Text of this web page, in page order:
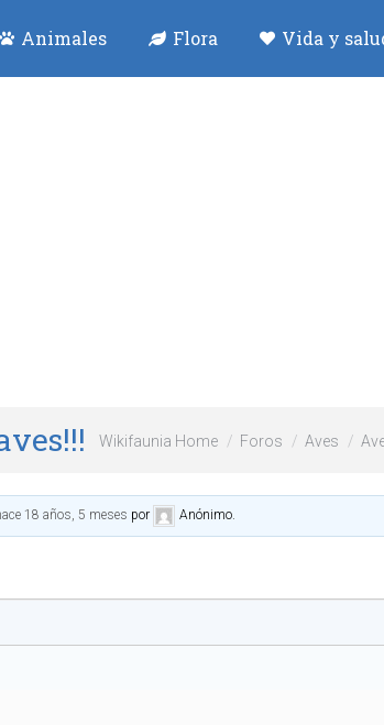
Animales Flora Vida y
Wikifaunia Home Foros Aves
18 años, 5 meses por Anónimo.